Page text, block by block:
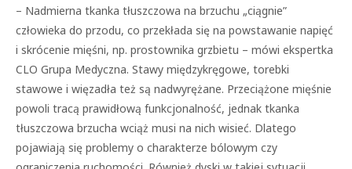
– Nadmierna tkanka tłuszczowa na brzuchu „ciągnie”
człowieka do przodu, co przekłada się na powstawanie napięć
i skrócenie mięśni, np. prostownika grzbietu – mówi ekspertka
CLO Grupa Medyczna. Stawy międzykręgowe, torebki
stawowe i więzadła też są nadwyrężane. Przeciążone mięśnie
powoli tracą prawidłową funkcjonalność, jednak tkanka
tłuszczowa brzucha wciąż musi na nich wisieć. Dlatego
pojawiają się problemy o charakterze bólowym czy